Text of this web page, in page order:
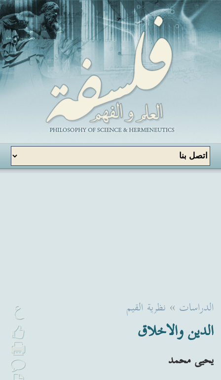
ع الدراسات » نظرية القيم
الدين والاخلاق
يحيى محمد